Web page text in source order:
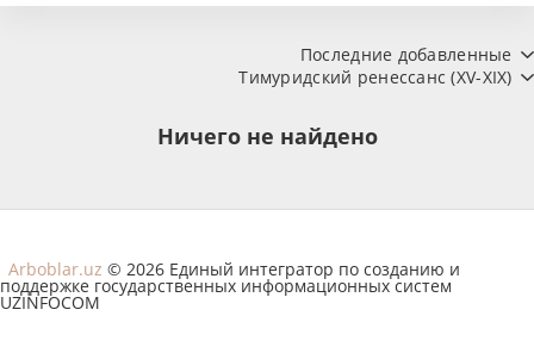
Последние добавленные
Тимуридский ренессанс (XV-XIX)
Ничего не найдено
Arboblar.uz © 2026 Единый интегратор по созданию и
поддержке государственных информационных систем
UZINFOCOM